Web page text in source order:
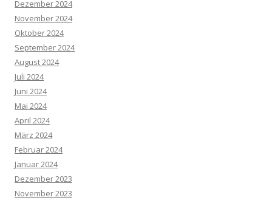
Dezember 2024
November 2024
Oktober 2024
September 2024
August 2024
Juli 2024
Juni 2024
Mai 2024
April 2024
März 2024
Februar 2024
Januar 2024
Dezember 2023
November 2023